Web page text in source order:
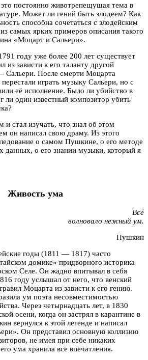
постоянно животрепещущая тема в
Может ли гений быть злодеем? Как
способна сочетаться с злодейским
самых ярких примеров описания такого
«Моцарт и Сальери».
году уже более 200 лет существует
из зависти к его таланту другой
Сальери. После смерти Моцарта
играть музыку Сальери, но с
её исполнение. Было ли убийство в
ли один известный композитор убить
и стал изучать, что знал об этом
он написал свою драму. Из этого
о самом Пушкине, о его методе
данных, о его знании музыки, который я
Живость ума
Всё
волновало нежный ум.
Пушкин
годы (1811 — 1817) часто
домике» придворного историка
Селе. Он жадно впитывал в себя
году услышал от него, что венский
Моцарта из зависти к его гению.
ум поэта несовместимостью
Через четырнадцать лет, в 1830
осени, когда он застрял в карантине в
вернулся к этой легенде и написал
Он представил основную коллизию
не имея при себе никаких
ума хранила все впечатления.